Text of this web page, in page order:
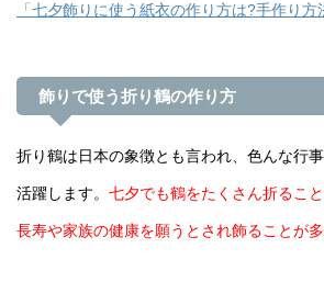
「七夕飾りに使う紙衣の作り方は?手作り方
飾りで使う折り鶴の作り方
折り鶴は日本の象徴とも言われ、色んな行
活躍します。 七夕でも鶴をたくさん折ること
長寿や家族の健康を願うとされ飾ることが多